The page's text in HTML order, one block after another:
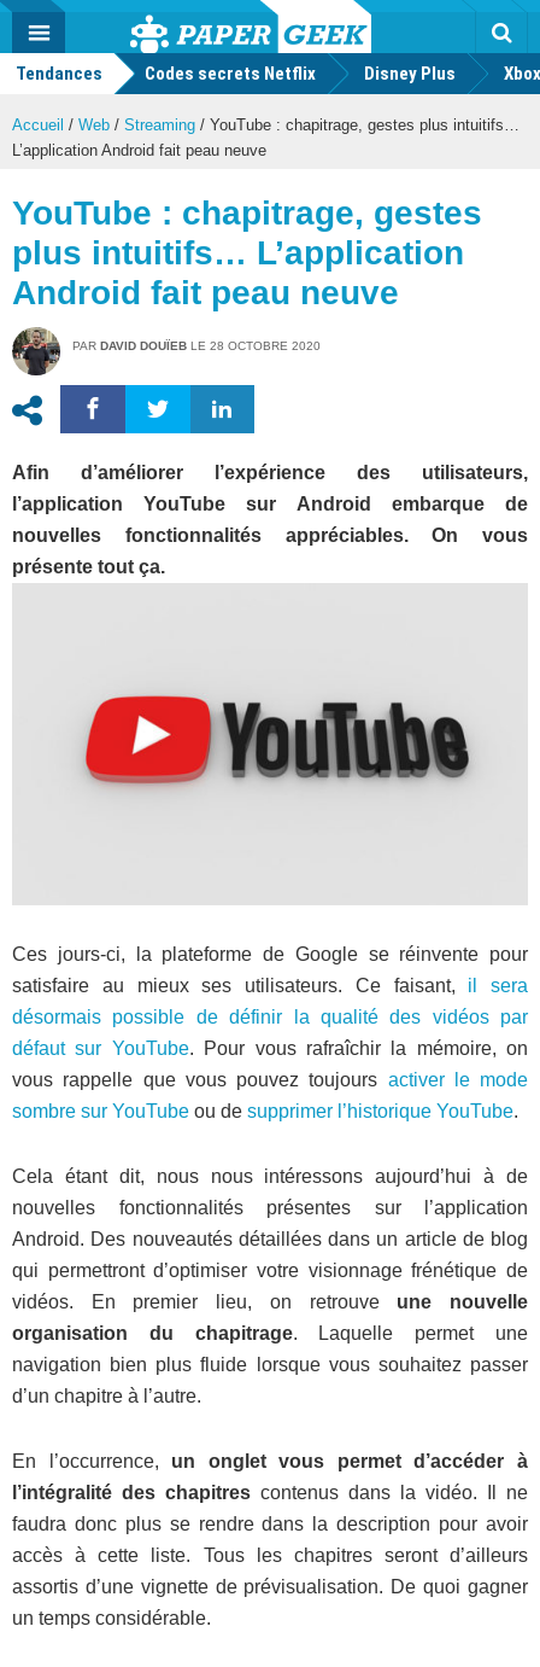
Actu
geek
MENU
Tendances Codes secrets Netflix Disney Plus
Accueil / Web / Streaming / YouTube : chapitrage, gestes plus intuitifs…
L’application Android fait peau neuve
YouTube : chapitrage, gestes
plus intuitifs… L’application
Android fait peau neuve
PAR DAVID DOUÏEB LE 28 OCTOBRE 2020
Afin d’améliorer l’expérience des utilisateurs,
l’application YouTube sur Android embarque de
nouvelles fonctionnalités appréciables. On vous
présente tout ça.
Ces jours-ci, la plateforme de Google se réinvente pour
satisfaire au mieux ses utilisateurs. Ce faisant, il sera
désormais possible de définir la qualité des vidéos par
défaut sur YouTube. Pour vous rafraîchir la mémoire, on
vous rappelle que vous pouvez toujours activer le mode
sombre sur YouTube ou de supprimer l’historique YouTube.
Cela étant dit, nous nous intéressons aujourd’hui à de
nouvelles fonctionnalités présentes sur l’application
Android. Des nouveautés détaillées dans un article de blog
qui permettront d’optimiser votre visionnage frénétique de
vidéos. En premier lieu, on retrouve une nouvelle
organisation du chapitrage. Laquelle permet une
navigation bien plus fluide lorsque vous souhaitez passer
d’un chapitre à l’autre.
En l’occurrence, un onglet vous permet d’accéder à
l’intégralité des chapitres contenus dans la vidéo. Il ne
faudra donc plus se rendre dans la description pour avoir
accès à cette liste. Tous les chapitres seront d’ailleurs
assortis d’une vignette de prévisualisation. De quoi gagner
un temps considérable.
Mode
FacebookTwitter Youtube